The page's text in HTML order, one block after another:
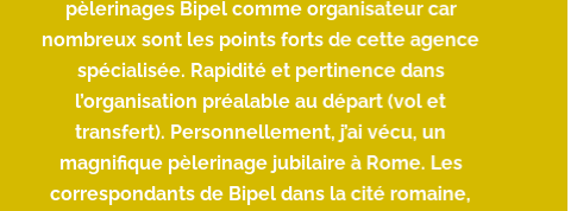
pèlerinages Bipel comme organisateur car
nombreux sont les points forts de cette agence
spécialisée. Rapidité et pertinence dans
l’organisation préalable au départ (vol et
transfert). Personnellement, j’ai vécu, un
magnifique pèlerinage jubilaire à Rome. Les
correspondants de Bipel dans la cité romaine,